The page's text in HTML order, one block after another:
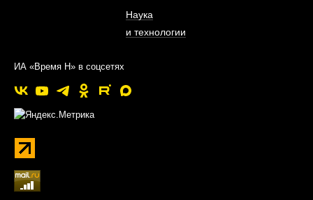
Наука
и технологии
ИА «Время Н» в соцсетях